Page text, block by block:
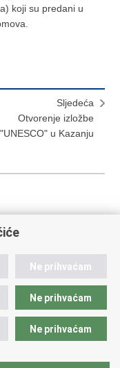
koji su predani u
Sljedeća
Otvorenje izložbe
"UNESCO" u Kazanju
149
Ne prihvaćam
Ne prihvaćam
Ne prihvaćam